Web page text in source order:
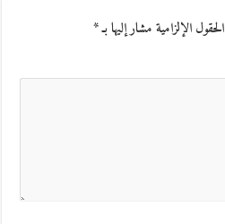
الحقول الإلزامية مشار إليها بـ*